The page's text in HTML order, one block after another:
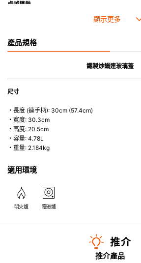
卓越導熱
材質能迅速感應熱能，使食材的風味能迅速釋放；
平衡設計，掌控日常烹飪
強化鍋底與側壁結構提供良好的穩定性，傳導速度
溫暖熟悉的家常滋味
從爐火瞬間升起、香氣散開，到食材在鍋中翻動的
應爆炒料理所需的節奏與火候，支援快速翻炒烹調
PTFE 與 PFA，每天使用也安心。
產品規格
鐵製炒鍋連玻璃蓋
尺寸
・長度 (連手柄): 30cm (57.4cm)
・寬度: 30.3cm
・高度: 20.5cm
・容量: 4.78L
・重量: 2.184kg
適用環境
明火爐 電磁爐
推介
推介產品